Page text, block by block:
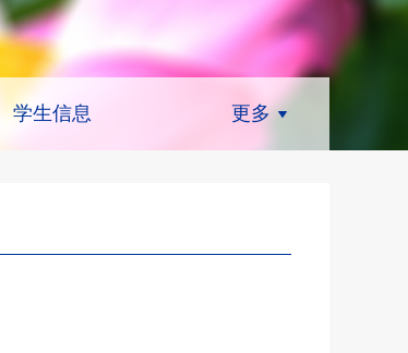
学生信息 更多